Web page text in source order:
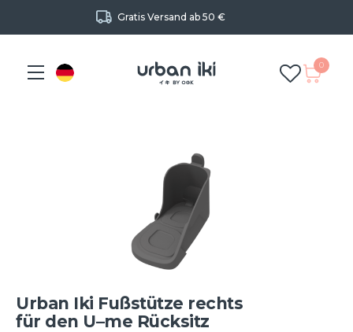
Gratis Versand ab 50 €
0
Urban Iki Fußstütze rechts
für den U–me Rücksitz